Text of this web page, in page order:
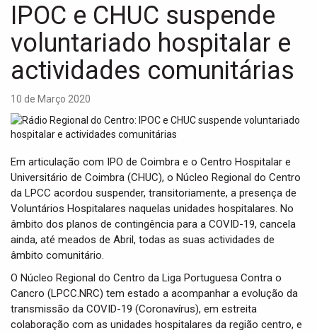
v
a
n
IPOC e CHUC suspende
voluntariado hospitalar e
actividades comunitárias
10 de Março 2020
Em articulação com IPO de Coimbra e o Centro Hospitalar e
Universitário de Coimbra (CHUC), o Núcleo Regional do Centro
da LPCC acordou suspender, transitoriamente, a presença de
Voluntários Hospitalares naquelas unidades hospitalares. No
âmbito dos planos de contingência para a COVID-19, cancela
ainda, até meados de Abril, todas as suas actividades de
âmbito comunitário.
O Núcleo Regional do Centro da Liga Portuguesa Contra o
Cancro (LPCC.NRC) tem estado a acompanhar a evolução da
transmissão da COVID-19 (Coronavírus), em estreita
colaboração com as unidades hospitalares da região centro, e